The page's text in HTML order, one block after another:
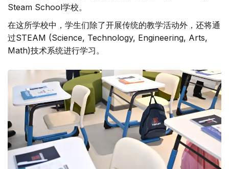
Steam School学校。
在这所学校中，学生们除了开展传统的教学活动外，还将通
过STEAM (Science, Technology, Engineering, Arts,
Math)技术系统进行学习。